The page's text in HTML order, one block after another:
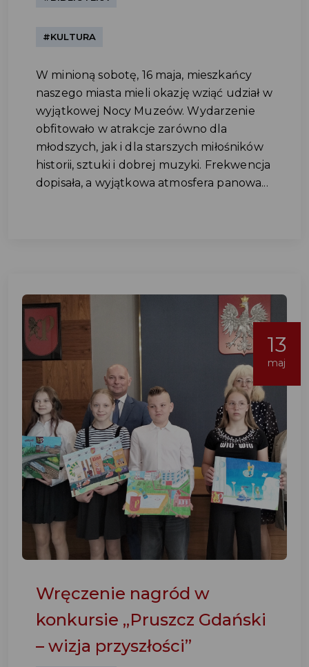
#KULTURA
W minioną sobotę, 16 maja, mieszkańcy
naszego miasta mieli okazję wziąć udział w
wyjątkowej Nocy Muzeów. Wydarzenie
obfitowało w atrakcje zarówno dla
młodszych, jak i dla starszych miłośników
historii, sztuki i dobrej muzyki. Frekwencja
dopisała, a wyjątkowa atmosfera panowa...
13
maj
Wręczenie nagród w
konkursie „Pruszcz Gdański
– wizja przyszłości”